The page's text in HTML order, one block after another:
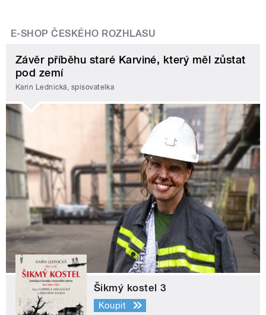
E-SHOP ČESKÉHO ROZHLASU
Závěr příběhu staré Karviné, který měl zůstat
pod zemí
Karin Lednická, spisovatelka
Šikmý kostel 3
Koupit